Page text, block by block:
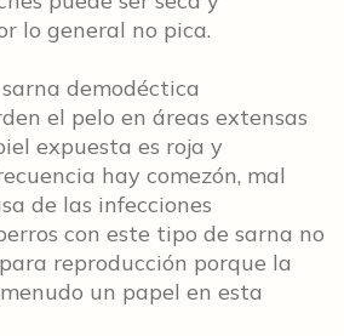
lo general no pica.
demodéctica
el pelo en áreas extensas
expuesta es roja y
hay comezón, mal
de las infecciones
con este tipo de sarna no
reproducción porque la
un papel en esta